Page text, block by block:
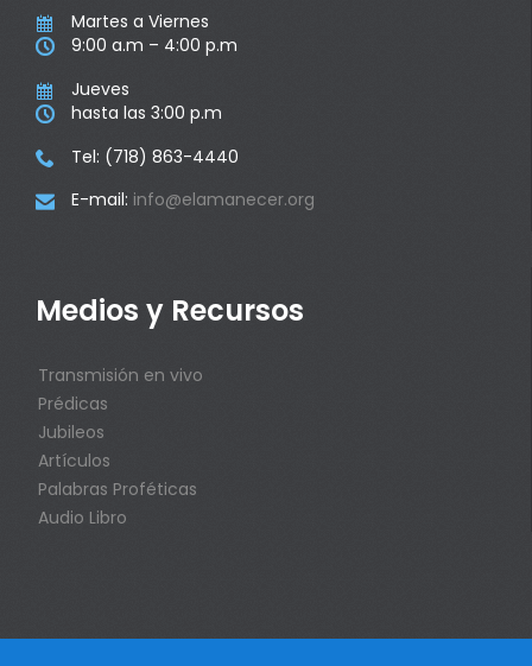
 Martes a Viernes
 9:00 a.m – 4:00 p.m
 Jueves
 hasta las 3:00 p.m
 Tel: (718) 863-4440
 E-mail: info@elamanecer.org
Medios y Recursos
Transmisión en vivo
Prédicas
Jubileos
Artículos
Palabras Proféticas
Audio Libro